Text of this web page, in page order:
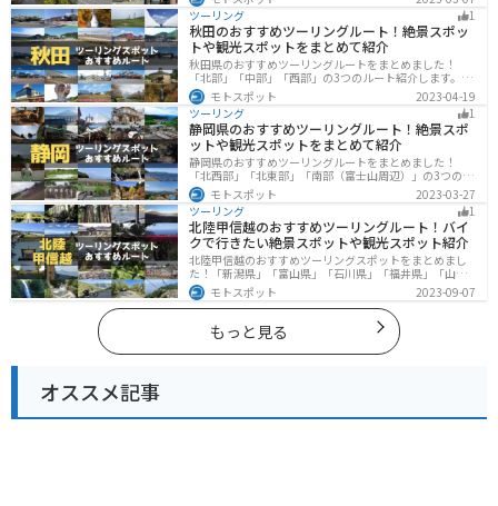
を満喫するツーリングができます。バイクで奈良県にツ
ーリングに行く際は参考にしてください。
ツーリング
1
秋田のおすすめツーリングルート！絶景スポッ
トや観光スポットをまとめて紹介
秋田県のおすすめツーリングルートをまとめました！
「北部」「中部」「西部」の3つのルート紹介します。自
然豊かな山々や湖、温泉地が点在し、四季折々の景色を
楽しめるスポットが多数あります。バイクで秋田県にツ
ーリングに行く際は参考にしてください。
モトスポット
2023-04-19
ツーリング
1
静岡県のおすすめツーリングルート！絶景スポ
ットや観光スポットをまとめて紹介
静岡県のおすすめツーリングルートをまとめました！
「北西部」「北東部」「南部（富士山周辺）」の3つのル
ート紹介します。富士山を中心に自然豊かな景色や食事
を楽しめるスポットが多数あります。バイクで静岡県に
ツーリングに行く際は参考にしてください。
モトスポット
2023-03-27
ツーリング
1
北陸甲信越のおすすめツーリングルート！バイ
クで行きたい絶景スポットや観光スポット紹介
北陸甲信越のおすすめツーリングスポットをまとめまし
た！「新潟県」「富山県」「石川県」「福井県」「山梨
県」「長野県」の各県の観光地紹介します。自然豊かな
山々や湖、温泉地が点在し、四季折々の景色を楽しめる
スポットが多数あります。バイクで北陸甲信越にツーリ
ングに行く際は参考にしてください。
モトスポット 2023-09-07
もっと見る
オススメ記事